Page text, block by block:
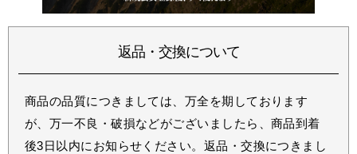
返品・交換について
商品の品質につきましては、万全を期しております
が、万一不良・破損などがございましたら、商品到着
後3日以内にお知らせください。返品・交換につきまし